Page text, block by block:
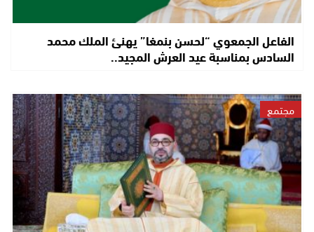
الفاعل الجمعوي “لحسن بنمغا” يهنئ الملك محمد
السادس بمناسبة عيد العرش المجيد..
مجتمع